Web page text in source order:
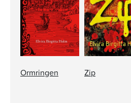
Ormringen Zip